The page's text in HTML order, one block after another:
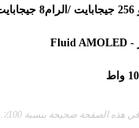
هذه الصفحة صحيحة بنسبة 100٪.